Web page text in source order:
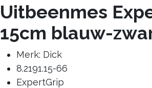
Uitbeenmes
15cm blauw-
Merk: Dick
8.2191.15-66
ExpertGrip